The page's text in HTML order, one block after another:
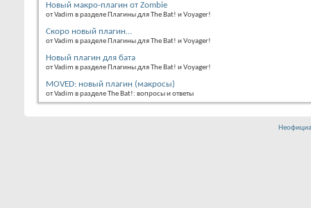
Новый макро-плагин от Zombie
от Vadim в разделе Плагины для The Bat! и Voyager!
Скоро новый плагин…
от Vadim в разделе Плагины для The Bat! и Voyager!
Новый плагин для бата
от Vadim в разделе Плагины для The Bat! и Voyager!
MOVED: новый плагин (макросы)
от Vadim в разделе The Bat!: вопросы и ответы